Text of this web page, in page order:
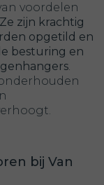
voordelen
Ze zijn krachtig
opgetild en
besturing en
.
bij Van